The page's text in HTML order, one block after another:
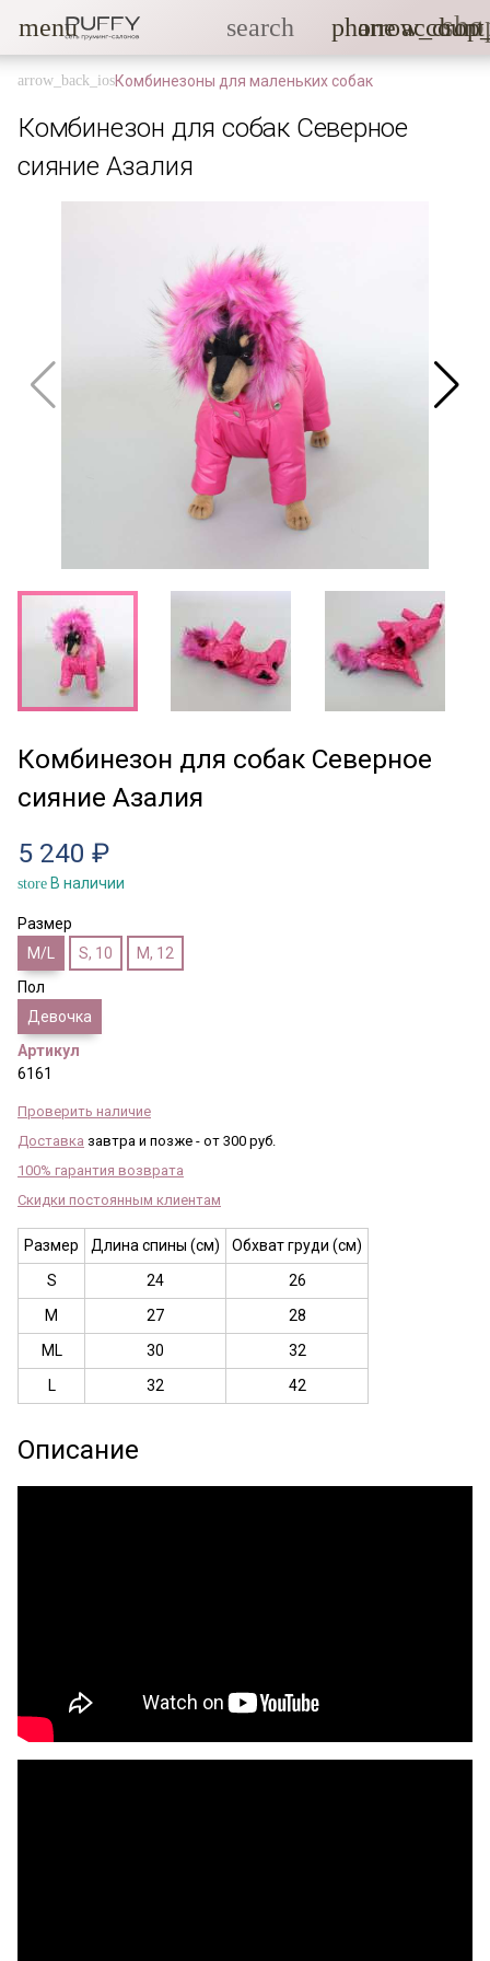
menu search phone
Комбинезоны для маленьких собак
Комбинезон для собак Северное
сияние Азалия
Комбинезон для собак Северное
сияние Азалия
5 240 ₽
store В наличии
Размер
M/L
S, 10
M, 12
Пол
Девочка
Артикул
6161
Проверить наличие
Доставка завтра и позже - от 300 руб.
100% гарантия возврата
Скидки постоянным клиентам
Размер Длина спины (см)
Обхват груди (см)
S
24
26
M
27
28
ML
30
32
L
32 42
Описание